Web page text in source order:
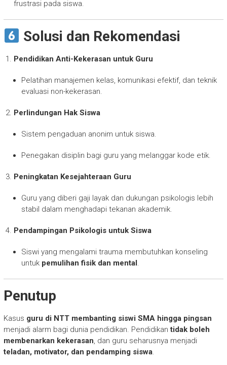
frustrasi pada siswa.
Solusi dan Rekomendasi
Pendidikan Anti-Kekerasan untuk Guru
Pelatihan manajemen kelas, komunikasi efektif, dan teknik
evaluasi non-kekerasan.
Perlindungan Hak Siswa
Sistem pengaduan anonim untuk siswa.
Penegakan disiplin bagi guru yang melanggar kode etik.
Peningkatan Kesejahteraan Guru
Guru yang diberi gaji layak dan dukungan psikologis lebih
stabil dalam menghadapi tekanan akademik.
Pendampingan Psikologis untuk Siswa
Siswi yang mengalami trauma membutuhkan konseling
untuk pemulihan fisik dan mental.
Penutup
Kasus guru di NTT membanting siswi SMA hingga pingsan
menjadi alarm bagi dunia pendidikan. Pendidikantidak boleh
membenarkan kekerasan, dan guru seharusnya menjadi
teladan, motivator, dan pendamping siswa.